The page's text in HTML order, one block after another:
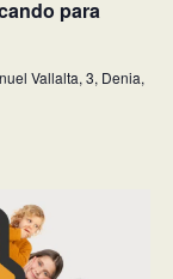
para
Vallalta, 3, Denia,